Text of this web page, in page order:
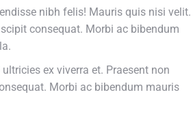
nibh felis! Mauris quis nisi velit.
consequat. Morbi ac bibendum
ex viverra et. Praesent non
Morbi ac bibendum mauris